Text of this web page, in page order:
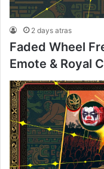
2 days atras
Faded Wheel
Emote & Royal